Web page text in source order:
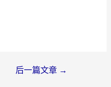
后一篇文章 →